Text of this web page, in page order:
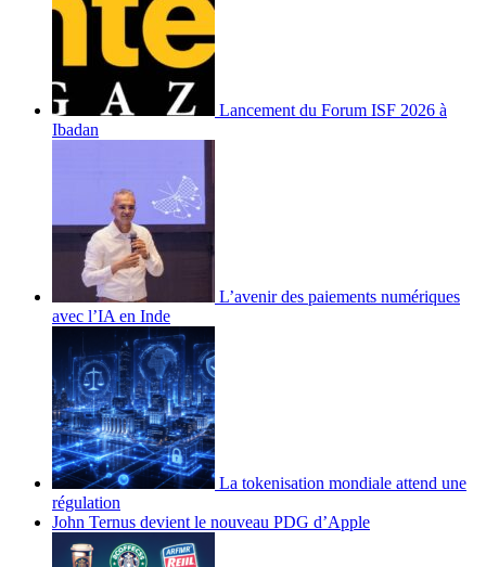
Lancement du Forum ISF 2026 à
Ibadan
L’avenir des paiements numériques
avec l’IA en Inde
La tokenisation mondiale attend une
régulation
John Ternus devient le nouveau PDG d’Apple